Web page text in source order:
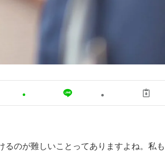
るのが難しいことってありますよね。私